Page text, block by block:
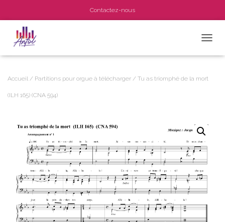
Contactez-nous
Accueil / Partitions pour orgue à télécharger / Tu as triomphé de la mort
(ILH 165) (CNA 594)